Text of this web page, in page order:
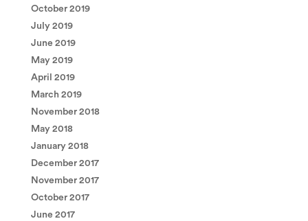
October 2019
July 2019
June 2019
May 2019
April 2019
March 2019
November 2018
May 2018
January 2018
December 2017
November 2017
October 2017
June 2017